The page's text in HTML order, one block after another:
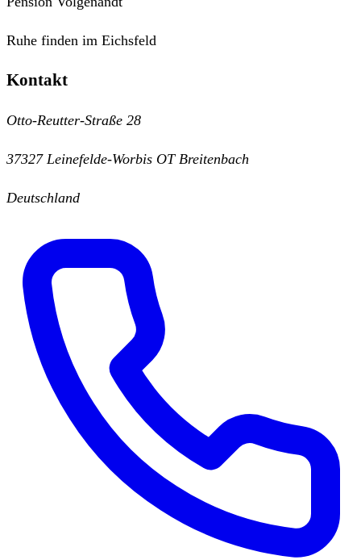
Ruhe finden im Eichsfeld
Kontakt
Otto-Reutter-Straße 28
37327 Leinefelde-Worbis OT Breitenbach
Deutschland